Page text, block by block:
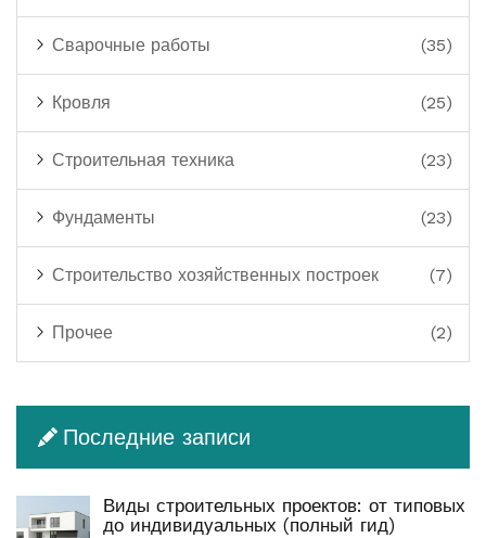
Сварочные работы (35)
Кровля (25)
Строительная техника (23)
Фундаменты (23)
Строительство хозяйственных построек (7)
Прочее (2)
Последние записи
Виды строительных проектов: от типовых
до индивидуальных (полный гид)